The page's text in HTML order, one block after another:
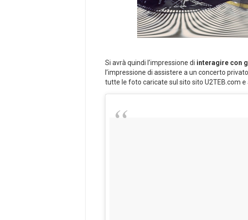
Si avrà quindi l’impressione di interagire con
l’impressione di assistere a un concerto
tutte le foto caricate sul sito sito U2TEB.com e